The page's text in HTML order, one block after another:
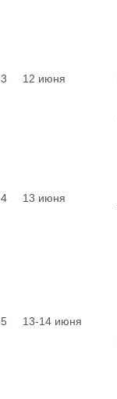
3 12 июня
4 13 июня
5 13-14 июня